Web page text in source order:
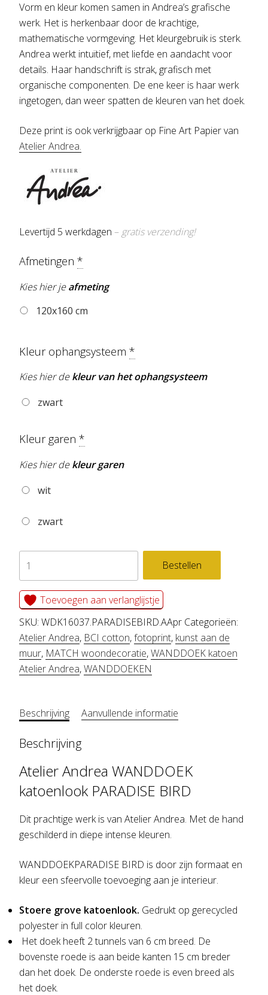
Vorm en kleur komen samen in Andrea’s grafische
werk. Het is herkenbaar door de krachtige,
mathematische vormgeving. Het kleurgebruik is sterk.
Andrea werkt intuïtief, met liefde en aandacht voor
details. Haar handschrift is strak, grafisch met
organische componenten. De ene keer is haar werk
ingetogen, dan weer spatten de kleuren van het doek.
Deze print is ook verkrijgbaar op Fine Art Papier van
Atelier Andrea.
Levertijd 5 werkdagen – gratis verzending!
Afmetingen *
Kies hier jeafmeting
120x160 cm
Kleur ophangsysteem *
Kies hier dekleur van het ophangsysteem
zwart
Kleur garen *
Kies hier dekleur garen
wit
zwart
WANDDOEK
PARADISE
BIRD
aantal
Bestellen
Toevoegen aan verlanglijstje
SKU: WDK16037.PARADISEBIRD.AApr Categorieën:
Atelier Andrea, BCI cotton,fotoprint, kunst aan de
muur, MATCH woondecoratie,WANDDOEK katoen
Atelier Andrea,WANDDOEKEN
Beschrijving Aanvullende informatie
Beschrijving
Atelier Andrea WANDDOEK
katoenlook PARADISE BIRD
Dit prachtige werk is van Atelier Andrea. Met de hand
geschilderd in diepe intense kleuren.
WANDDOEKPARADISE BIRD is door zijn formaat en
kleur een sfeervolle toevoeging aan je interieur.
Stoere grove katoenlook. Gedrukt op gerecycled
polyester in full color kleuren.
Het doek heeft 2 tunnels van 6 cm breed. De
bovenste roede is aan beide kanten 15 cm breder
dan het doek. De onderste roede is even breed als
het doek.